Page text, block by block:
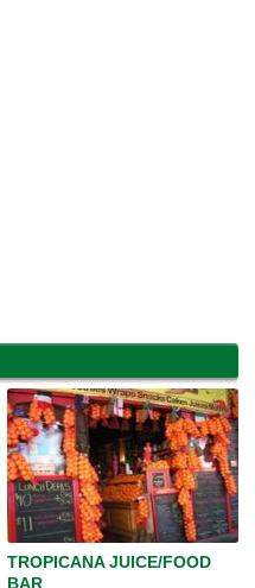
TROPICANA JUICE/FOOD
BAR